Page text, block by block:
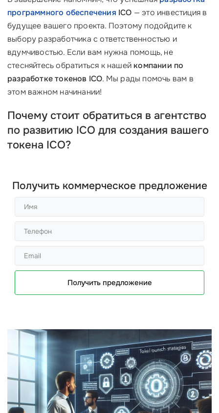
программного обеспечения ICO — это инвестиция в
будущее вашего проекта. Поэтому подойдите к
выбору разработчика с ответственностью и
вдумчивостью. Если вам нужна помощь, не
стесняйтесь обратиться к нашей компании по
разработке токенов ICO. Мы рады помочь вам в
этом важном начинании!
Почему стоит обратиться в агентство
по развитию ICO для создания вашего
токена ICO?
Получить коммерческое предложение
Получить предложение